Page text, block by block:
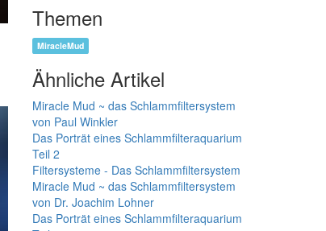
Themen
MiracleMud
Ähnliche Artikel
Miracle Mud ~ das Schlammfiltersystem
von Paul Winkler
Das Porträt eines Schlammfilteraquarium
Teil 2
Filtersysteme - Das Schlammfiltersystem
Miracle Mud ~ das Schlammfiltersystem
von Dr. Joachim Lohner
Das Porträt eines Schlammfilteraquarium